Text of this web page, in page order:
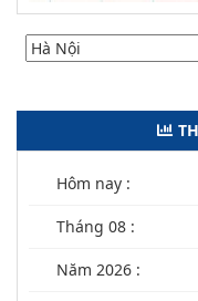
Hôm nay :
Tháng 08 :
Năm 2026 :